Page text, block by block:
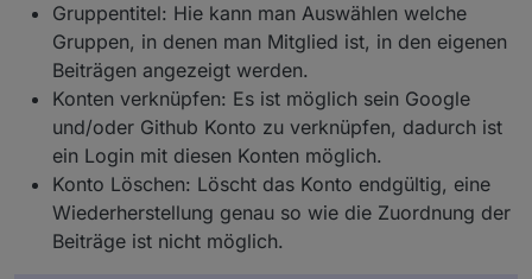
Gruppentitel: Hie kann man Auswählen welche
Gruppen, in denen man Mitglied ist, in den eigenen
Beiträgen angezeigt werden.
Konten verknüpfen: Es ist möglich sein Google
und/oder Github Konto zu verknüpfen, dadurch ist
ein Login mit diesen Konten möglich.
Konto Löschen: Löscht das Konto endgültig, eine
Wiederherstellung genau so wie die Zuordnung der
Beiträge ist nicht möglich.